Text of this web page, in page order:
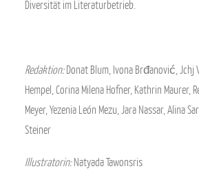
Diversität im Literaturbetrieb.
Redaktion:Donat Blum, Ivona Brđanović, Jchj
Hempel, Corina Milena Hofner, Kathrin Maurer,
Meyer, Yezenia León Mezu, Jara Nassar, Alina
Steiner
Illustratorin:Natyada Tawonsris